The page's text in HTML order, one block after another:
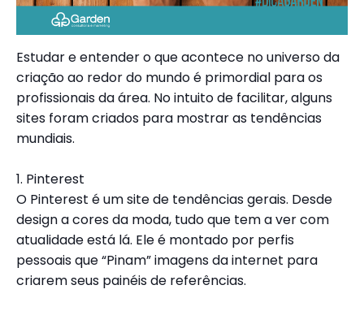
Estudar e entender o que acontece no universo da
criação ao redor do mundo é primordial para os
profissionais da área. No intuito de facilitar, alguns
sites foram criados para mostrar as tendências
mundiais.
1. Pinterest
O Pinterest é um site de tendências gerais. Desde
design a cores da moda, tudo que tem a ver com
atualidade está lá. Ele é montado por perfis
pessoais que “Pinam” imagens da internet para
criarem seus painéis de referências.